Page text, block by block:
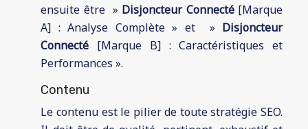
ensuite être » Disjoncteur Connecté [Marque
A] : Analyse Complète » et » Disjoncteur
Connecté [Marque B] : Caractéristiques et
Performances ».
Contenu
Le contenu est le pilier de toute stratégie SEO.